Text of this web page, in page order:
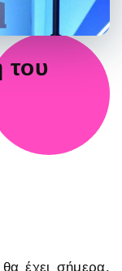
του
έχει σήμερα,